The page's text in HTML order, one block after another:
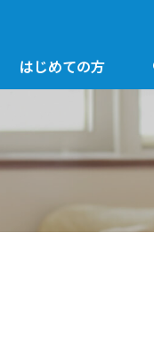
はじめての方